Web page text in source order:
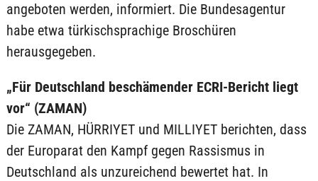
angeboten werden, informiert. Die Bundesagentur
habe etwa türkischsprachige Broschüren
herausgegeben.
„Für Deutschland beschämender ECRI-Bericht liegt
vor“ (ZAMAN)
Die ZAMAN, HÜRRIYET und MILLIYET berichten, dass
der Europarat den Kampf gegen Rassismus in
Deutschland als unzureichend bewertet hat. In